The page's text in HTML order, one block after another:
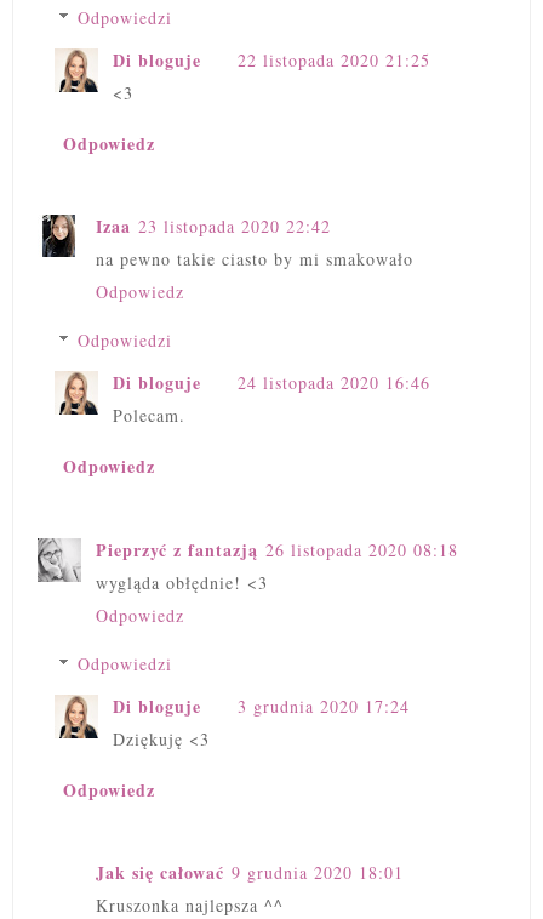
Odpowiedzi
Di bloguje
22 listopada 2020 21:25
<3
Odpowiedz
Izaa 23 listopada 2020 22:42
na pewno takie ciasto by mi smakowało
Odpowiedz
Odpowiedzi
Di bloguje
24 listopada 2020 16:46
Polecam.
Odpowiedz
Pieprzyć z fantazją 26 listopada 2020 08:18
wygląda obłędnie! <3
Odpowiedz
Odpowiedzi
Di bloguje
3 grudnia 2020 17:24
Dziękuję <3
Odpowiedz
Jak się całować 9 grudnia 2020 18:01
Kruszonka najlepsza ^^